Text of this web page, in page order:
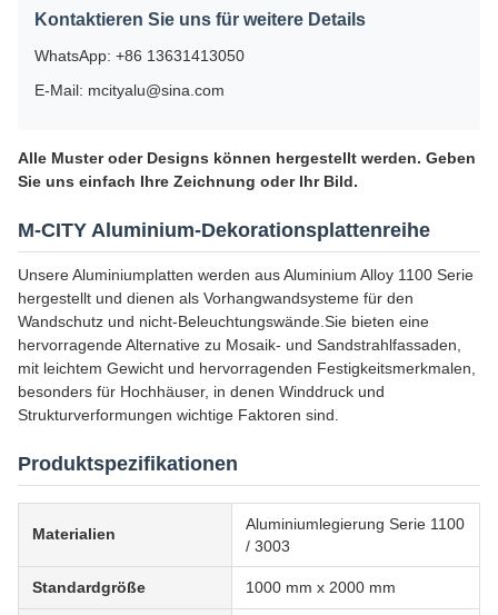
Kontaktieren Sie uns für weitere Details
WhatsApp: +86 13631413050
E-Mail: mcityalu@sina.com
Alle Muster oder Designs können hergestellt werden. Geben
Sie uns einfach Ihre Zeichnung oder Ihr Bild.
M-CITY Aluminium-Dekorationsplattenreihe
Unsere Aluminiumplatten werden aus Aluminium Alloy 1100 Serie
hergestellt und dienen als Vorhangwandsysteme für den
Wandschutz und nicht-Beleuchtungswände.Sie bieten eine
hervorragende Alternative zu Mosaik- und Sandstrahlfassaden,
mit leichtem Gewicht und hervorragenden Festigkeitsmerkmalen,
besonders für Hochhäuser, in denen Winddruck und
Strukturverformungen wichtige Faktoren sind.
Produktspezifikationen
Materialien
Aluminiumlegierung Serie 1100
/ 3003
Standardgröße 1000 mm x 2000 mm